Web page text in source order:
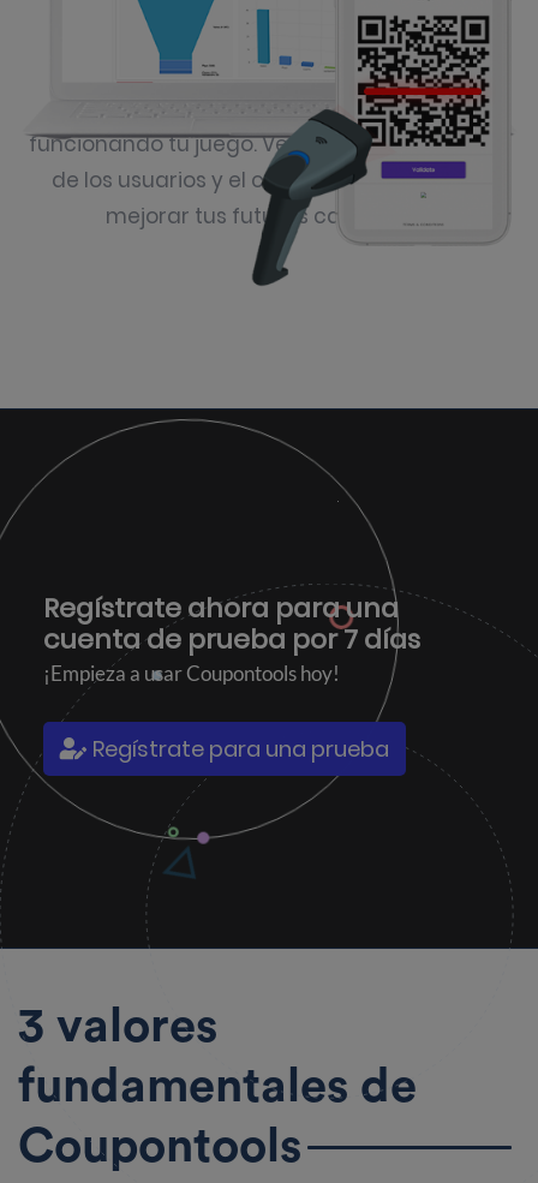
Seguimiento y mejora
Usa herramientas para ver cómo está
funcionando tu juego. Verifica la participación
de los usuarios y el canje de premios para
mejorar tus futuras campañas.
Regístrate ahora para una
cuenta de prueba por 7 días
¡Empieza a usar Coupontools hoy!
Regístrate para una prueba
3 valores
fundamentales de
Coupontools